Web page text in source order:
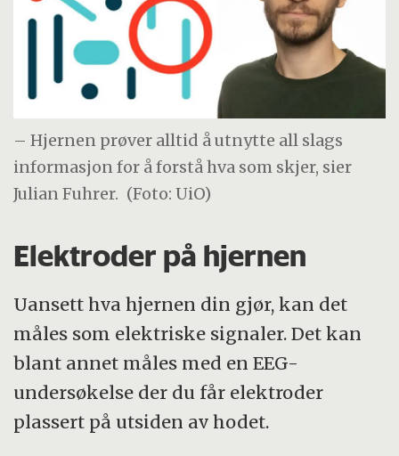
– Hjernen prøver alltid å utnytte all slags
informasjon for å forstå hva som skjer, sier
Julian Fuhrer. (Foto: UiO)
Elektroder på hjernen
Uansett hva hjernen din gjør, kan det
måles som elektriske signaler. Det kan
blant annet måles med en EEG-
undersøkelse der du får elektroder
plassert på utsiden av hodet.